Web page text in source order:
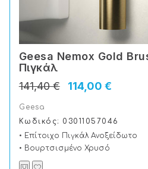
Geesa Nemox Gold
Πιγκάλ
114,00 €
141,40 €
Geesa
Κωδικός: 03011057046
• Επίτοιχο Πιγκάλ Ανοξείδωτο
• Βουρτσισμένο Χρυσό